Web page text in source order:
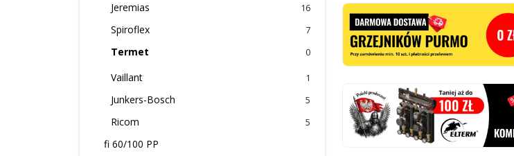
Jeremias 16
Spiroflex 7
Termet 0
Vaillant 1
Junkers-Bosch 5
Ricom 5
fi 60/100 PP